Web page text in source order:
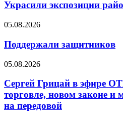
Украсили экспозиции
05.08.2026
Поддержали защитников
05.08.2026
Сергей Грицай в эфире
торговле, новом законе и
на передовой